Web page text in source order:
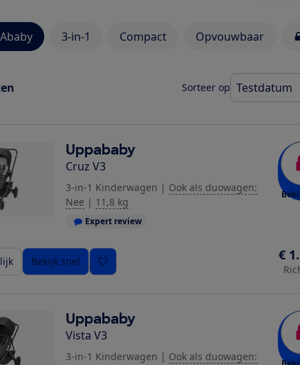
3-in-1 Compact Opvouwbaar
Sorteer op
Uppababy
Cruz V3
3-in-1 Kinderwagen | Ook als duowagen:
Nee | 11,8 kg
Expert review
Bekijk snel €
Uppababy
Vista V3
3-in-1 Kinderwagen | Ook als duowagen: